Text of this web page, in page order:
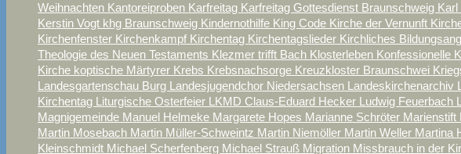
Weihnachten Kantoreiproben Karfreitag Karfreitag Gottesdienst Braunschweig Karl
Kerstin Vogt khg Braunschweig Kindernothilfe King Code Kirche der Vernunft
Kirchenfenster Kirchenkampf Kirchentag Kirchentagslieder Kirchliches
Theologie des Neuen Testaments Klezmer trifft Bach Klosterleben Konfessionelle
Kirche koptische Märtyrer Krebs Krebsnachsorge Kreuzkloster Braunschwei
Landesgartenschau Burg Landesjugendchor Niedersachsen Landeskirchenarchiv
Kirchentag Liturgische Osterfeier LKMD Claus-Eduard Hecker Ludwig Feuerbach
Magnigemeinde Manuel Helmeke Margarete Hopes Marianne Schröter Marienstift
Martin Mosebach Martin Müller-Schweintz Martin Niemöller Martin Weller Martina
Kleinschmidt Michael Scherfenberg Michael Strauß Migration Missbrauch in der